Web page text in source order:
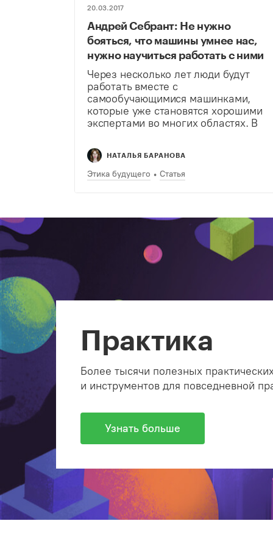
20.03.2017
Андрей Себрант: Не нужно
бояться, что машины умнее нас,
нужно научиться работать с ними
Через несколько лет люди будут
работать вместе с
самообучающимися машинками,
которые уже становятся хорошими
экспертами во многих областях. В
маркетингу сервисов компании
«Яндекс» Андрей Себрант.
Корреспондент Теплицы Наталья
Баранова подготовила интервью с
НАТАЛЬЯ БАРАНОВА
Этика будущего Статья
Практика
Более тысячи полезных
и инструментов для повседневной
Узнать больше